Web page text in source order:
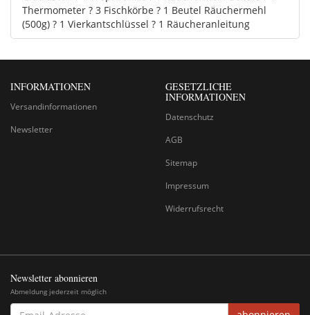
Thermometer ? 3 Fischkörbe ? 1 Beutel Räuchermehl
(500g) ? 1 Vierkantschlüssel ? 1 Räucheranleitung
INFORMATIONEN
Versandinformationen
Newsletter
GESETZLICHE
INFORMATIONEN
Datenschutz
AGB
Sitemap
Impressum
Widerrufsrecht
Newsletter abonnieren
Abmeldung jederzeit möglich
EMAIL-